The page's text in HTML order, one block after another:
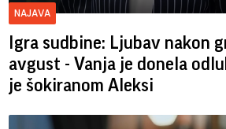
NAJAVA
Igra sudbine: Ljubav nakon
avgust - Vanja je donela
je šokiranom Aleksi